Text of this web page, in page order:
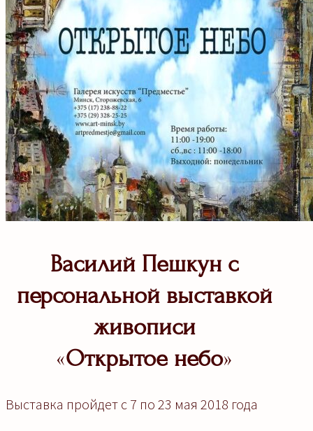
Василий Пешкун с
персональной выставкой
живописи
«Открытое небо»
Выставка пройдет с 7 по 23 мая 2018 года